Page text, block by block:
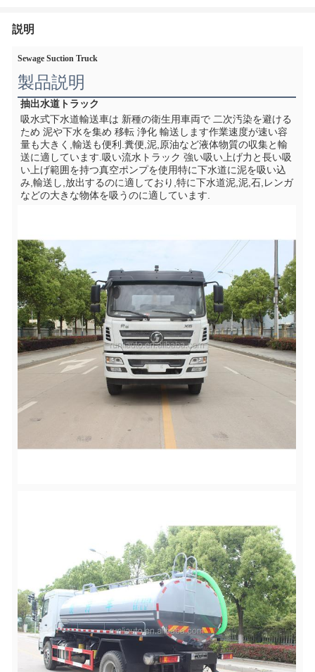
説明
Sewage Suction Truck
製品説明
抽出水道トラック
吸水式下水道輸送車は 新種の衛生用車両で 二次汚染を避ける
ため 泥や下水を集め 移転 浄化 輸送します作業速度が速い容
量も大きく,輸送も便利.糞便,泥,原油など液体物質の収集と輸
送に適しています.吸い流水トラック 強い吸い上げ力と長い吸
い上げ範囲を持つ真空ポンプを使用特に下水道に泥を吸い込
み,輸送し,放出するのに適しており,特に下水道泥,泥,石,レンガ
などの大きな物体を吸うのに適しています.